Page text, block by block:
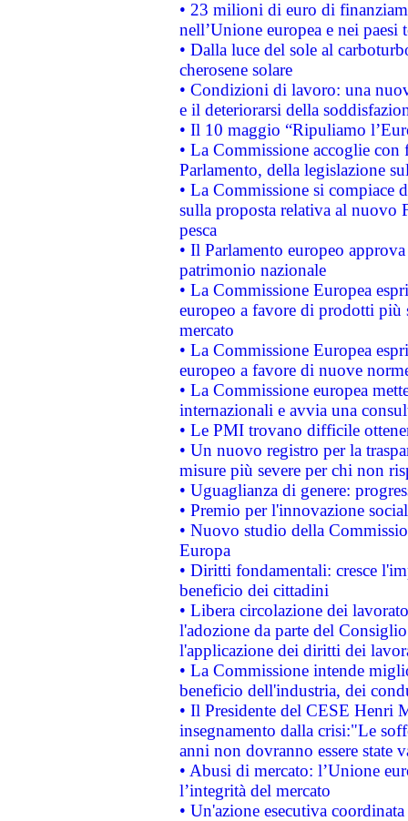
• 23 milioni di euro di
nell’Unione europea e nei paesi
• Dalla luce del sole al
cherosene solare
• Condizioni di lavoro: una
e il deteriorarsi della
• Il 10 maggio “Ripuliamo
• La Commissione accoglie
Parlamento, della legislazione
• La Commissione si compiace
sulla proposta relativa al nuovo
pesca
• Il Parlamento europeo
patrimonio nazionale
• La Commissione Europea
europeo a favore di prodotti
mercato
• La Commissione Europea
europeo a favore di nuove
• La Commissione europea
internazionali e avvia una
• Le PMI trovano difficile
• Un nuovo registro per la
misure più severe per chi non
• Uguaglianza di genere:
• Premio per l'innovazione
• Nuovo studio della
Europa
• Diritti fondamentali: cresce
beneficio dei cittadini
• Libera circolazione dei
l'adozione da parte del
l'applicazione dei diritti dei
• La Commissione intende
beneficio dell'industria, dei
• Il Presidente del CESE Henri
insegnamento dalla crisi:"Le
anni non dovranno essere state
• Abusi di mercato: l’Unione
l’integrità del mercato
• Un'azione esecutiva